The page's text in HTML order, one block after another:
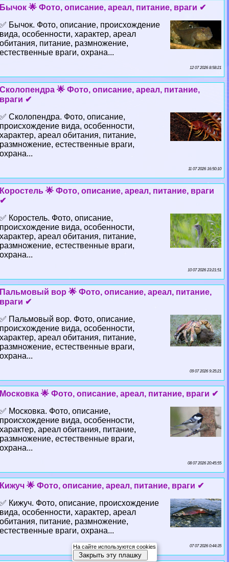
Бычок 🌟 Фото, описание, ареал, питание, враги ✔
✅ Бычок. Фото, описание, происхождение
вида, особенности, хаpaктер, ареал
обитания, питание, размножение,
естественные враги, охрана...
12 07 2026 8:58:21
Сколопендра 🌟 Фото, описание, ареал, питание,
враги ✔
✅ Сколопендра. Фото, описание,
происхождение вида, особенности,
хаpaктер, ареал обитания, питание,
размножение, естественные враги,
охрана...
11 07 2026 16:50:10
Коростель 🌟 Фото, описание, ареал, питание, враги
✔
✅ Коростель. Фото, описание,
происхождение вида, особенности,
хаpaктер, ареал обитания, питание,
размножение, естественные враги,
охрана...
10 07 2026 23:21:51
Пальмовый вор 🌟 Фото, описание, ареал, питание,
враги ✔
✅ Пальмовый вор. Фото, описание,
происхождение вида, особенности,
хаpaктер, ареал обитания, питание,
размножение, естественные враги,
охрана...
09 07 2026 9:35:21
Московка 🌟 Фото, описание, ареал, питание, враги ✔
✅ Московка. Фото, описание,
происхождение вида, особенности,
хаpaктер, ареал обитания, питание,
размножение, естественные враги,
охрана...
08 07 2026 20:45:55
Кижуч 🌟 Фото, описание, ареал, питание, враги ✔
✅ Кижуч. Фото, описание, происхождение
вида, особенности, хаpaктер, ареал
обитания, питание, размножение,
естественные враги, охрана...
07 07 2026 0:44:35
На сайте используются cookies
Закрыть эту плашку